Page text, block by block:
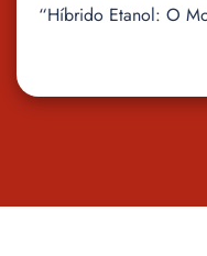
“Híbrido Etanol: O